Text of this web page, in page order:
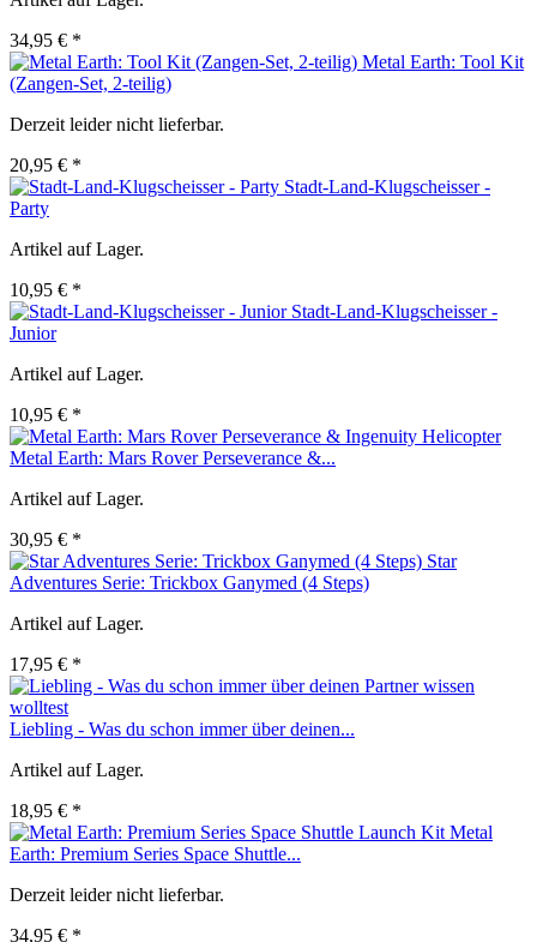
34,95 € *
Metal Earth: Tool Kit
(Zangen-Set, 2-teilig)
Derzeit leider nicht lieferbar.
20,95 € *
Stadt-Land-Klugscheisser -
Party
Artikel auf Lager.
10,95 € *
Stadt-Land-Klugscheisser -
Junior
Artikel auf Lager.
10,95 € *
Metal Earth: Mars Rover Perseverance &...
Artikel auf Lager.
30,95 € *
Star
Adventures Serie: Trickbox Ganymed (4 Steps)
Artikel auf Lager.
17,95 € *
Liebling - Was du schon immer über deinen...
Artikel auf Lager.
18,95 € *
Metal
Earth: Premium Series Space Shuttle...
Derzeit leider nicht lieferbar.
34,95 € *